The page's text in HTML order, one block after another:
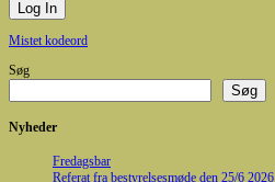
Mistet kodeord
Søg
Søg
Nyheder
Fredagsbar
Referat fra bestyrelsesmøde den 25/6 2026